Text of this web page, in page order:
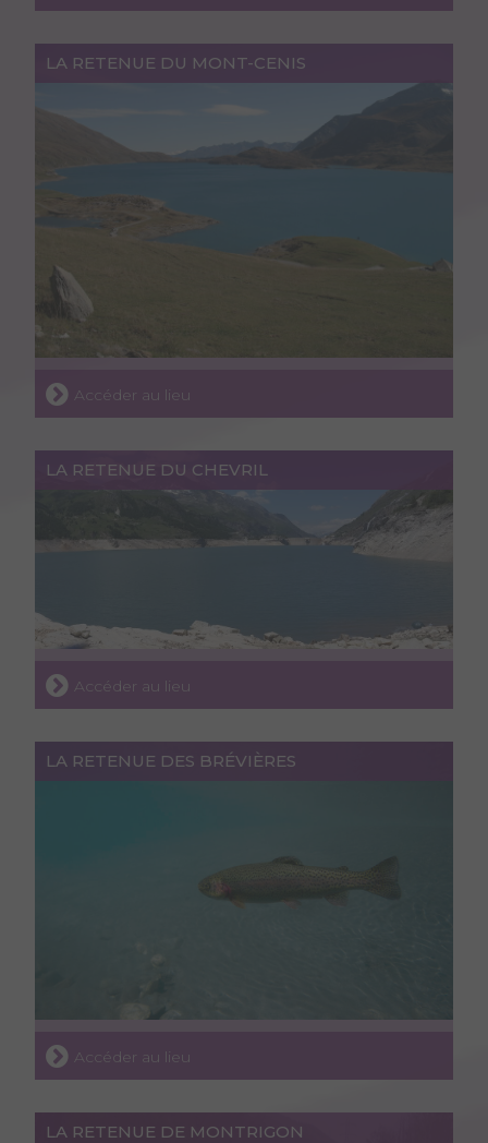
LA RETENUE DU MONT-CENIS
Accéder au lieu
LA RETENUE DU CHEVRIL
Accéder au lieu
LA RETENUE DES BRÉVIÈRES
Accéder au lieu
LA RETENUE DE MONTRIGON